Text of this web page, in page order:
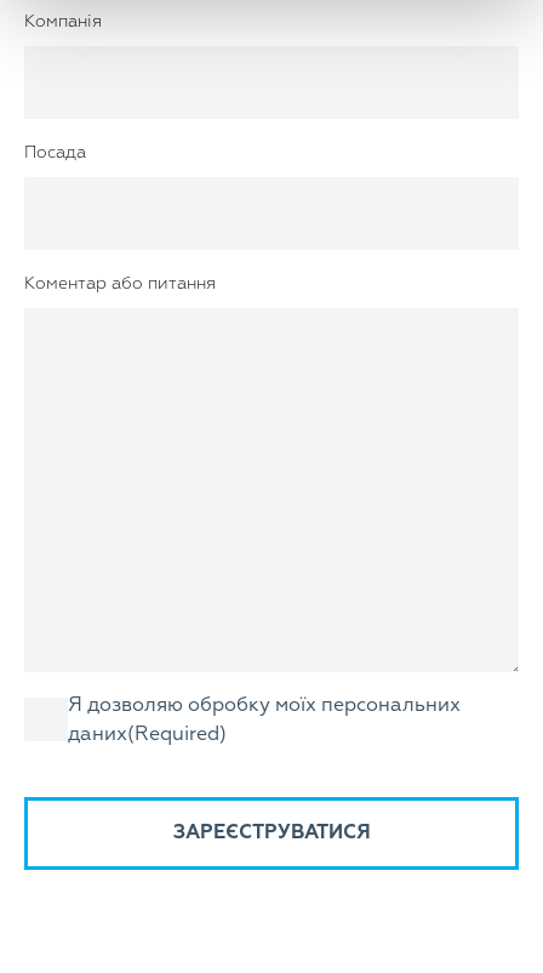
Компанія
Посада
Коментар або питання
ConsentЯ дозволяю обробку моїх персональних
даних(Required)